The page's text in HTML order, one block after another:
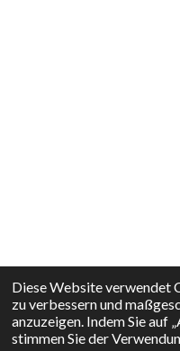
Diese Website verwendet
zu verbessern und
anzuzeigen. Indem Sie auf
stimmen Sie der